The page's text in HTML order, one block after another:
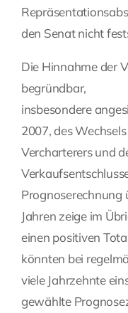
den Senat nicht
Die Hinnahme der
begründbar,
insbesondere
2007, des
Vercharterers und
Prognoserechnung
Jahren zeige im
einen positiven
könnten bei
viele Jahrzehnte
gewählte